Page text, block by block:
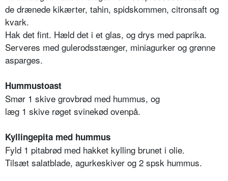
de drænede kikærter, tahin, spidskommen, citronsaft og
kvark.
Hak det fint. Hæld det i et glas, og drys med paprika.
Serveres med gulerodsstænger, miniagurker og grønne
asparges.
Hummustoast
Smør 1 skive grovbrød med hummus, og
læg 1 skive røget svinekød ovenpå.
Kyllingepita med hummus
Fyld 1 pitabrød med hakket kylling brunet i olie.
Tilsæt salatblade, agurkeskiver og 2 spsk hummus.